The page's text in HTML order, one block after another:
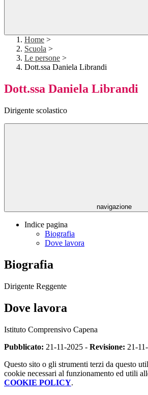
Home >
Scuola >
Le persone >
Dott.ssa Daniela Librandi
Dott.ssa Daniela Librandi
Dirigente scolastico
navigazione
Indice pagina
Biografia
Dove lavora
Biografia
Dirigente Reggente
Dove lavora
Istituto Comprensivo Capena
Pubblicato: 21-11-2025 - Revisione: 21-
Questo sito o gli strumenti terzi da questo
cookie necessari al funzionamento ed utili
COOKIE POLICY.